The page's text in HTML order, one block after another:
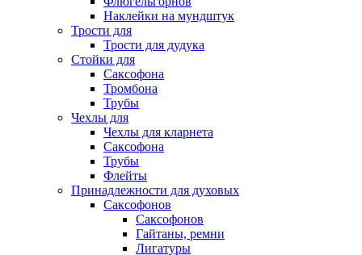
Наклейки на мундштук
Трости для
Трости для дудука
Стойки для
Саксофона
Тромбона
Трубы
Чехлы для
Чехлы для кларнета
Саксофона
Трубы
Флейты
Принадлежности для духовых
Саксофонов
Саксофонов
Гайтаны, ремни
Лигатуры